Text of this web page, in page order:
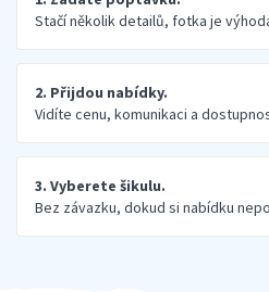
Stačí několik detailů, fotka je
2. Přijdou nabídky.
Vidíte cenu, komunikaci a
3. Vyberete šikulu.
Bez závazku, dokud si nabídku